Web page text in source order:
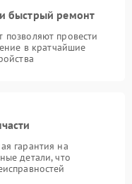
быстрый ремонт
провести
в кратчайшие
гарантия на
детали, что